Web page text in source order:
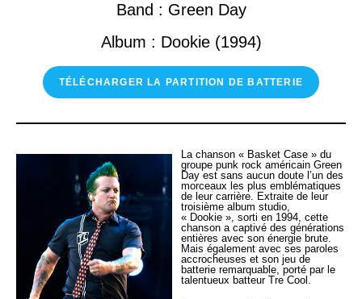
Band : Green Day
Album : Dookie (1994)
TÉLÉCHARGER LA PARTITION DE BATTERIE
La chanson « Basket Case » du
groupe punk rock américain Green
Day est sans aucun doute l’un des
morceaux les plus emblématiques
de leur carrière. Extraite de leur
troisième album studio,
« Dookie », sorti en 1994, cette
chanson a captivé des générations
entières avec son énergie brute.
Mais également avec ses paroles
accrocheuses et son jeu de
batterie remarquable, porté par le
talentueux batteur Tre Cool.